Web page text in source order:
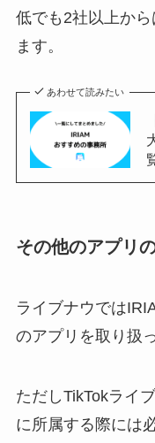
低でも2社以上か
ます。
あわせて読みたい
その他のアプリ
ライブナウでは
のアプリを取り扱
ただしTikTokライ
に所属する際には